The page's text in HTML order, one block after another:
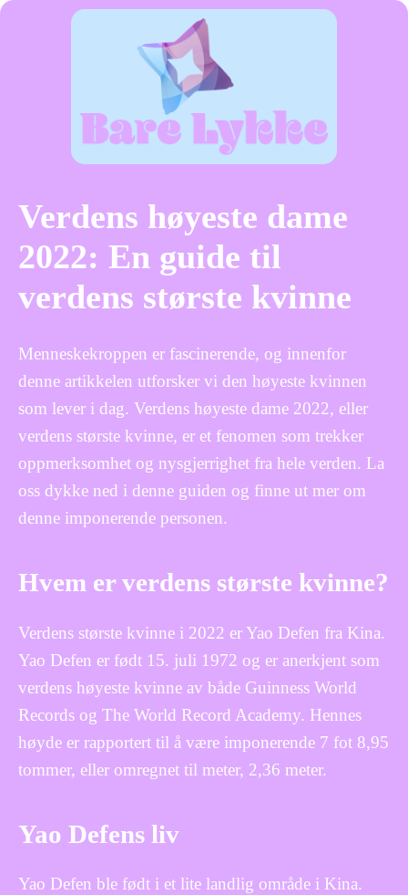
Verdens høyeste dame
2022: En guide til
verdens største kvinne
Menneskekroppen er fascinerende, og innenfor
denne artikkelen utforsker vi den høyeste kvinnen
som lever i dag. Verdens høyeste dame 2022, eller
verdens største kvinne, er et fenomen som trekker
oppmerksomhet og nysgjerrighet fra hele verden. La
oss dykke ned i denne guiden og finne ut mer om
denne imponerende personen.
Hvem er verdens største kvinne?
Verdens største kvinne i 2022 er Yao Defen fra Kina.
Yao Defen er født 15. juli 1972 og er anerkjent som
verdens høyeste kvinne av både Guinness World
Records og The World Record Academy. Hennes
høyde er rapportert til å være imponerende 7 fot 8,95
tommer, eller omregnet til meter, 2,36 meter.
Yao Defens liv
Yao Defen ble født i et lite landlig område i Kina.